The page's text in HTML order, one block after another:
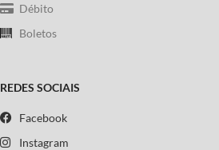
Débito
Boletos
REDES SOCIAIS
Facebook
Instagram